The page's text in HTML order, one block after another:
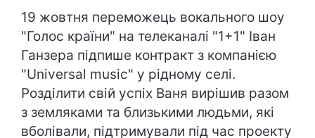
19 жовтня переможець вокального шоу
"Голос країни" на телеканалі "1+1" Іван
Ганзера підпише контракт з компанією
"Universal music" у рідному селі.
Розділити свій успіх Ваня вирішив разом
з земляками та близькими людьми, які
вболівали, підтримували під час проекту